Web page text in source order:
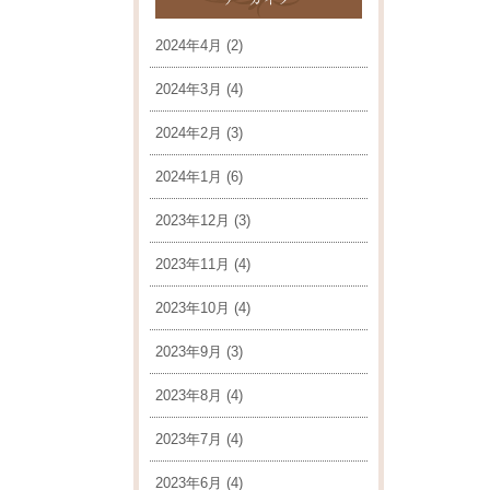
2024年4月 (2)
2024年3月 (4)
2024年2月 (3)
2024年1月 (6)
2023年12月 (3)
2023年11月 (4)
2023年10月 (4)
2023年9月 (3)
2023年8月 (4)
2023年7月 (4)
2023年6月 (4)